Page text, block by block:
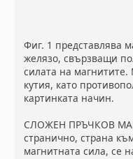
Фиг. 1 представлява
желязо, свързващи
силата на магнитите.
кутия, като
картинката начин.
СЛОЖЕН ПРЪЧКОВ
странично, страна
магнитната сила, се